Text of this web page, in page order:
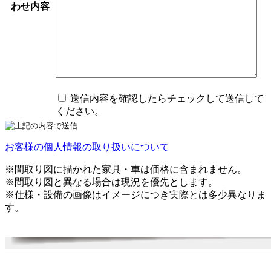
わせ内容
送信内容を確認したらチェックして送信して
ください。
お客様の個人情報の取り扱いについて
※間取り図に描かれた家具・車は価格に含まれません。
※間取り図と異なる場合は現況を優先とします。
※仕様・設備の画像はイメージにつき実際とは多少異なりま
す。